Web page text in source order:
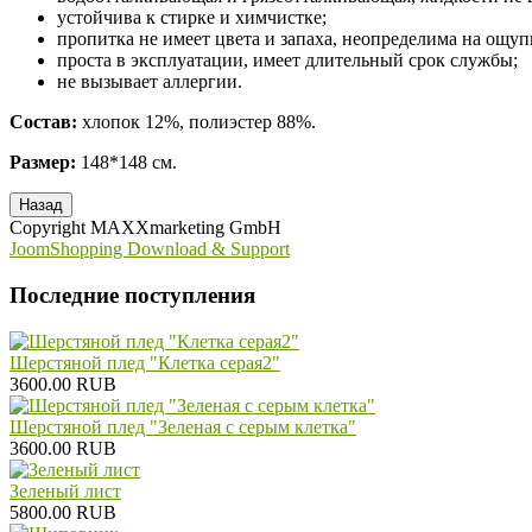
устойчива к стирке и химчистке;
пропитка не имеет цвета и запаха, неопределима на
проста в эксплуатации, имеет длительный срок службы;
не вызывает аллергии.
Состав: хлопок 12%, полиэстер 88%.
Размер: 148*148 см.
Copyright MAXXmarketing GmbH
JoomShopping Download & Support
Последние поступления
Шерстяной плед "Клетка серая2"
3600.00 RUB
Шерстяной плед "Зеленая с серым клетка"
3600.00 RUB
Зеленый лист
5800.00 RUB